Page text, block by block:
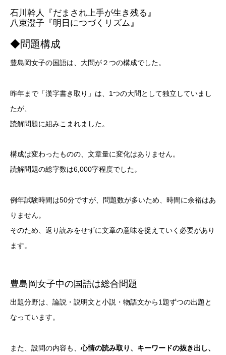
石川幹人『だまされ上手が生き残る』
八束澄子『明日につづくリズム』
◆問題構成
豊島岡女子の国語は、大問が２つの構成でした。
昨年まで「漢字書き取り」は、1つの大問として独立していまし
たが、
読解問題に組みこまれました。
構成は変わったものの、文章量に変化はありません。
読解問題の総字数は6,000字程度でした。
例年試験時間は50分ですが、問題数が多いため、時間に余裕はあ
りません。
そのため、返り読みをせずに文章の意味を捉えていく必要があり
ます。
豊島岡女子中の国語は総合問題
出題分野は、論説・説明文と小説・物語文から1題ずつの出題と
なっています。
また、設問の内容も、 心情の読み取り、キーワードの抜き出し、